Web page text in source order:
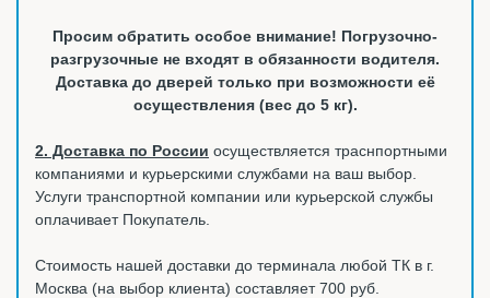
Просим обратить особое внимание! Погрузочно-
разгрузочные не входят в обязанности водителя.
Доставка до дверей только при возможности её
осуществления (вес до 5 кг).
2. Доставка по России осуществляется траснпортными
компаниями и курьерскими службами на ваш выбор.
Услуги транспортной компании или курьерской службы
оплачивает Покупатель.
Стоимость нашей доставки до терминала любой ТК в г.
Москва (на выбор клиента) составляет 700 руб.